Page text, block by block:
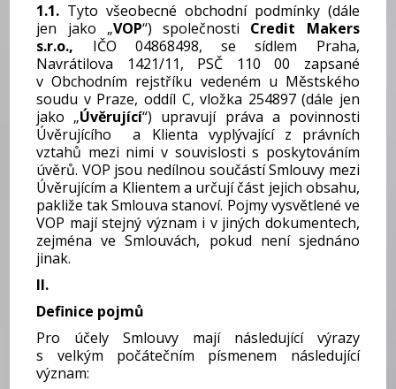
1.1. Tyto všeobecné obchodní podmínky (dále
jen jako „VOP“) společnosti Credit Makers
s.r.o., IČO 04868498, se sídlem Praha,
Navrátilova 1421/11, PSČ 110 00 zapsané
v Obchodním rejstříku vedeném u Městského
soudu v Praze, oddíl C, vložka 254897 (dále jen
jako „Úvěrující“) upravují práva a povinnosti
Úvěrujícího a Klienta vyplývající z právních
vztahů mezi nimi v souvislosti s poskytováním
úvěrů. VOP jsou nedílnou součástí Smlouvy mezi
Úvěrujícím a Klientem a určují část jejich obsahu,
pakliže tak Smlouva stanoví. Pojmy vysvětlené ve
VOP mají stejný význam i v jiných dokumentech,
zejména ve Smlouvách, pokud není sjednáno
jinak.
II.
Definice pojmů
Pro účely Smlouvy mají následující výrazy
s velkým počátečním písmenem následující
význam: